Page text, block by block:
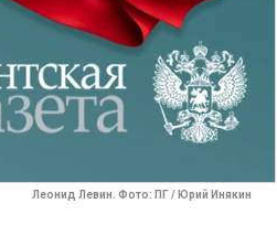
Леонид Левин. Фото: ПГ / Юрий Инякин